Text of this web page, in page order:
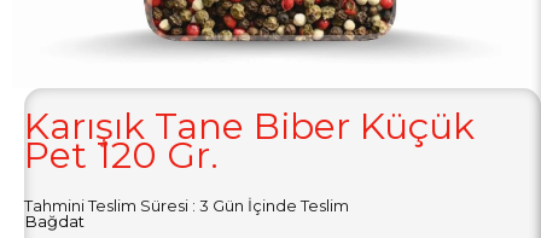
Karışık Tane Biber Küçük
Pet 120 Gr.
Tahmini Teslim Süresi : 3 Gün İçinde Teslim
Bağdat